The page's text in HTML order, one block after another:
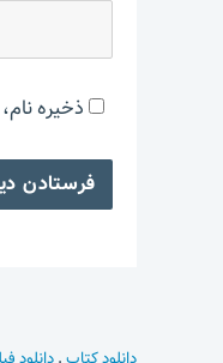
ذخیره
دانلود کتاب.دانلود